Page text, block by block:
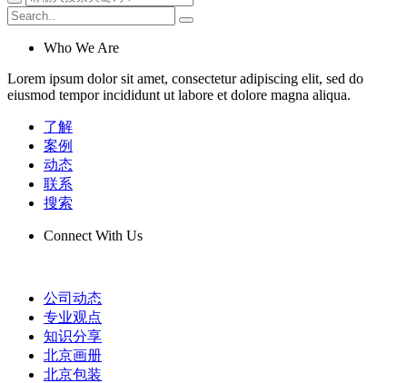
Who We Are
Lorem ipsum dolor sit amet, consectetur adipiscing elit, sed do
eiusmod tempor incididunt ut labore et dolore magna aliqua.
了解
案例
动态
联系
搜索
Connect With Us
公司动态
专业观点
知识分享
北京画册
北京包装